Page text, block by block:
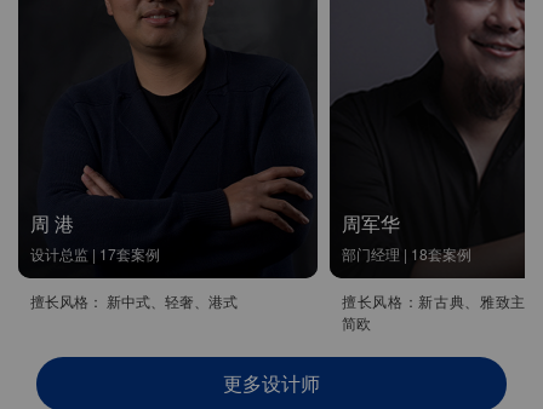
周 港
设计总监 | 17套案例
擅长风格： 新中式、轻奢、港式
周军华
部门经理 | 18套案例
擅长风格：新古典、雅致主
简欧
更多设计师